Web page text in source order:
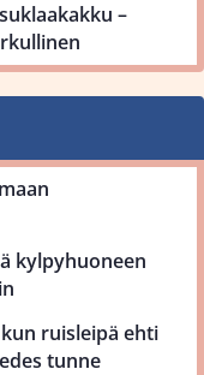
–
kylpyhuoneen
ruisleipä ehti
tunne